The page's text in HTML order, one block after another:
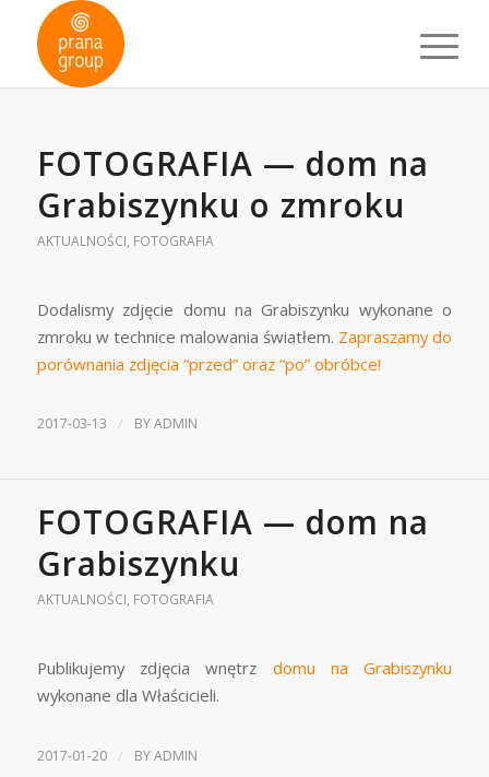
FOTOGRAFIA — dom na
Grabiszynku o zmroku
AKTUALNOŚCI, FOTOGRAFIA
Dodalismy zdjęcie domu na Grabiszynku wykonane o
zmroku w technice malowania światłem. Zapraszamy do
porównania zdjęcia “przed” oraz “po” obróbce!
2017-03-13 / BYADMIN
FOTOGRAFIA — dom na
Grabiszynku
AKTUALNOŚCI, FOTOGRAFIA
Publikujemy zdjęcia wnętrz domu na Grabiszynku
wykonane dla Właścicieli.
2017-01-20 / BYADMIN